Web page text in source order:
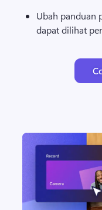
Ubah
dapat dilihat